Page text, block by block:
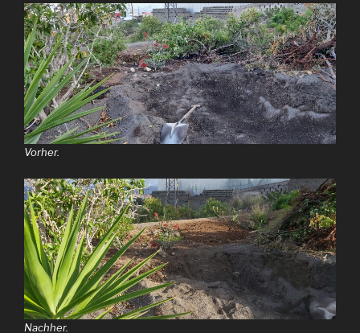
Vorher.
Nachher.